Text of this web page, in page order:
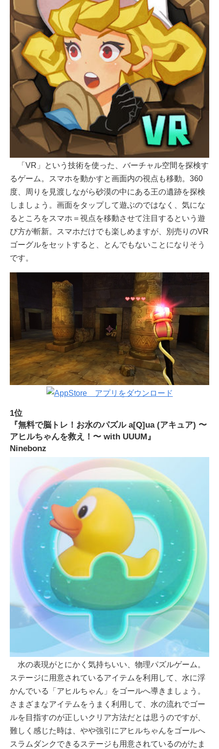
「VR」という技術を使った、バーチャル空間を探検す
るゲーム。スマホを動かすと画面内の視点も移動。360
度、周りを見渡しながら砂漠の中にある王の遺跡を探検
しましょう。画面をタップして遊ぶのではなく、気にな
るところをスマホ＝視点を移動させて注目するという遊
び方が斬新。スマホだけでも楽しめますが、別売りのVR
ゴーグルをセットすると、とんでもないことになりそう
です。
1位
『無料で脳トレ！お水のパズル a[Q]ua (アキュア) 〜
アヒルちゃんを救え！〜 with UUUM』
Ninebonz
水の表現がとにかく気持ちいい、物理パズルゲーム。
ステージに用意されているアイテムを利用して、水に浮
かんでいる「アヒルちゃん」をゴールへ導きましょう。
さまざまなアイテムをうまく利用して、水の流れでゴー
ルを目指すのが正しいクリア方法だとは思うのですが、
難しく感じた時は、やや強引にアヒルちゃんをゴールへ
スラムダンクできるステージも用意されているのがたま